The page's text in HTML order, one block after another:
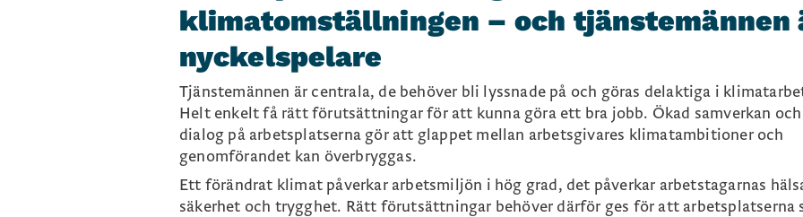
klimatomställningen – och tjänstemännen
nyckelspelare
Tjänstemännen är centrala, de behöver bli lyssnade på och göras delaktiga i
Helt enkelt få rätt förutsättningar för att kunna göra ett bra jobb. Ökad samverkan och
dialog på arbetsplatserna gör att glappet mellan arbetsgivares klimatambitioner och
genomförandet kan överbryggas.
Ett förändrat klimat påverkar arbetsmiljön i hög grad, det påverkar arbetstagarnas
säkerhet och trygghet. Rätt förutsättningar behöver därför ges för att arbetsplatserna